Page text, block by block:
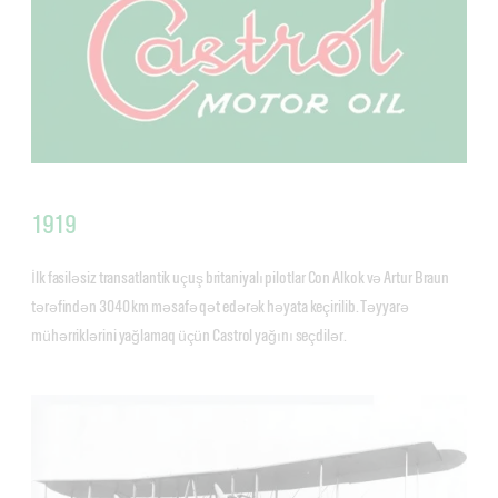
1919
İlk fasiləsiz transatlantik uçuş britaniyalı pilotlar Con Alkok və Artur Braun
tərəfindən 3040 km məsafə qət edərək həyata keçirilib. Təyyarə
mühərriklərini yağlamaq üçün Castrol yağını seçdilər.